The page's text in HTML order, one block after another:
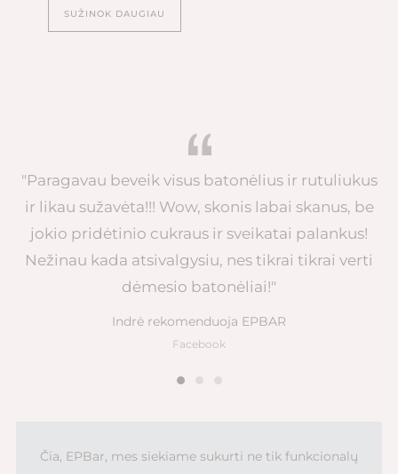
SUŽINOK DAUGIAU
"Paragavau beveik visus batonėlius ir rutuliukus
ir likau sužavėta!!! Wow, skonis labai skanus, be
jokio pridėtinio cukraus ir sveikatai palankus!
Nežinau kada atsivalgysiu, nes tikrai tikrai verti
dėmesio batonėliai!"
Indrė rekomenduoja EPBAR
Facebook
Čia, EPBar, mes siekiame sukurti ne tik funkcionalų